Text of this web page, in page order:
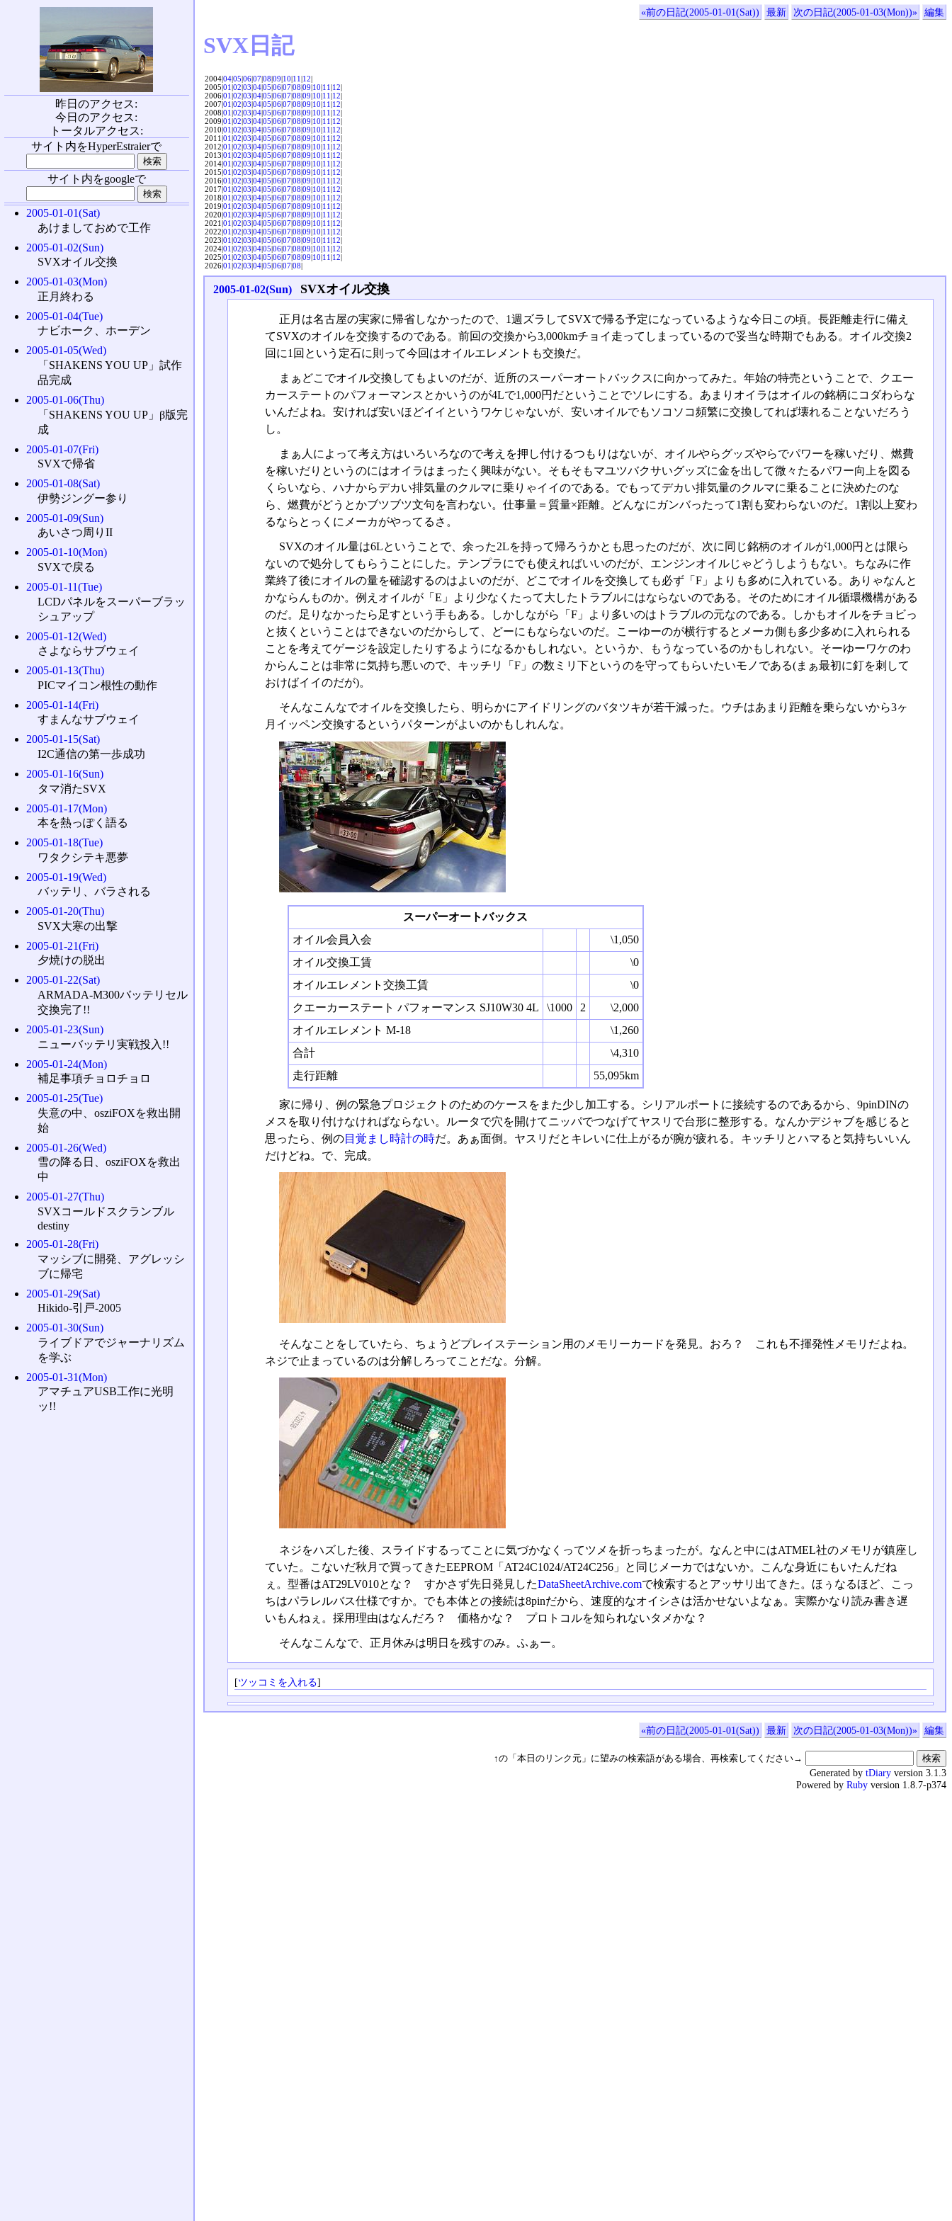
«前の日記(2005-01-01(Sat)) 最新 次の日記(2005-01-03(Mon))» 編集
SVX日記
2004|04|05|06|07|08|09|10|11|12|
2005|01|02|03|04|05|06|07|08|09|10|11|12|
2006|01|02|03|04|05|06|07|08|09|10|11|12|
2007|01|02|03|04|05|06|07|08|09|10|11|12|
2008|01|02|03|04|05|06|07|08|09|10|11|12|
2009|01|02|03|04|05|06|07|08|09|10|11|12|
2010|01|02|03|04|05|06|07|08|09|10|11|12|
2011|01|02|03|04|05|06|07|08|09|10|11|12|
2012|01|02|03|04|05|06|07|08|09|10|11|12|
2013|01|02|03|04|05|06|07|08|09|10|11|12|
2014|01|02|03|04|05|06|07|08|09|10|11|12|
2015|01|02|03|04|05|06|07|08|09|10|11|12|
2016|01|02|03|04|05|06|07|08|09|10|11|12|
2017|01|02|03|04|05|06|07|08|09|10|11|12|
2018|01|02|03|04|05|06|07|08|09|10|11|12|
2019|01|02|03|04|05|06|07|08|09|10|11|12|
2020|01|02|03|04|05|06|07|08|09|10|11|12|
2021|01|02|03|04|05|06|07|08|09|10|11|12|
2022|01|02|03|04|05|06|07|08|09|10|11|12|
2023|01|02|03|04|05|06|07|08|09|10|11|12|
2024|01|02|03|04|05|06|07|08|09|10|11|12|
2025|01|02|03|04|05|06|07|08|09|10|11|12|
2026|01|02|03|04|05|06|07|08|
2005-01-02(Sun) SVXオイル交換
正月は名古屋の実家に帰省しなかったので、1週ズラしてSVXで帰る予定になっているような今日この頃。長距離走行に備え
てSVXのオイルを交換するのである。前回の交換から3,000kmチョイ走ってしまっているので妥当な時期でもある。オイル交換2
回に1回という定石に則って今回はオイルエレメントも交換だ。
まぁどこでオイル交換してもよいのだが、近所のスーパーオートバックスに向かってみた。年始の特売ということで、クエー
カーステートのパフォーマンスとかいうのが4Lで1,000円だということでソレにする。あまりオイラはオイルの銘柄にコダわらな
いんだよね。安ければ安いほどイイというワケじゃないが、安いオイルでもソコソコ頻繁に交換してれば壊れることないだろう
し。
まぁ人によって考え方はいろいろなので考えを押し付けるつもりはないが、オイルやらグッズやらでパワーを稼いだり、燃費
を稼いだりというのにはオイラはまったく興味がない。そもそもマユツバクサいグッズに金を出して微々たるパワー向上を図る
くらいなら、ハナからデカい排気量のクルマに乗りゃイイのである。でもってデカい排気量のクルマに乗ることに決めたのな
ら、燃費がどうとかブツブツ文句を言わない。仕事量＝質量×距離。どんなにガンバったって1割も変わらないのだ。1割以上変わ
るならとっくにメーカがやってるさ。
SVXのオイル量は6Lということで、余った2Lを持って帰ろうかとも思ったのだが、次に同じ銘柄のオイルが1,000円とは限ら
ないので処分してもらうことにした。テンプラにでも使えればいいのだが、エンジンオイルじゃどうしようもない。ちなみに作
業終了後にオイルの量を確認するのはよいのだが、どこでオイルを交換しても必ず「F」よりも多めに入れている。ありゃなんと
かならんものか。例えオイルが「E」より少なくたって大したトラブルにはならないのである。そのためにオイル循環機構がある
のだ。足りなかったら足すという手もある。しかしながら「F」より多いのはトラブルの元なのである。しかもオイルをチョビっ
と抜くということはできないのだからして、どーにもならないのだ。こーゆーのが横行するとメーカ側も多少多めに入れられる
ことを考えてゲージを設定したりするようになるかもしれない。というか、もうなっているのかもしれない。そーゆーワケのわ
からんことは非常に気持ち悪いので、キッチリ「F」の数ミリ下というのを守ってもらいたいモノである(まぁ最初に釘を刺して
おけばイイのだが)。
そんなこんなでオイルを交換したら、明らかにアイドリングのバタツキが若干減った。ウチはあまり距離を乗らないから3ヶ
月イッペン交換するというパターンがよいのかもしれんな。
スーパーオートバックス
オイル会員入会
\1,050
オイル交換工賃
\0
オイルエレメント交換工賃
\0
クエーカーステート パフォーマンス SJ10W30 4L
\1000 2
\2,000
オイルエレメント M-18
\1,260
合計
\4,310
走行距離
55,095km
家に帰り、例の緊急プロジェクトのためのケースをまた少し加工する。シリアルポートに接続するのであるから、9pinDINの
メスを取り付けなければならない。ルータで穴を開けてニッパでつなげてヤスリで台形に整形する。なんかデジャブを感じると
思ったら、例の目覚まし時計の時だ。あぁ面倒。ヤスリだとキレいに仕上がるが腕が疲れる。キッチリとハマると気持ちいいん
だけどね。で、完成。
そんなことをしていたら、ちょうどプレイステーション用のメモリーカードを発見。おろ？ これも不揮発性メモリだよね。
ネジで止まっているのは分解しろってことだな。分解。
ネジをハズした後、スライドするってことに気づかなくってツメを折っちまったが。なんと中にはATMEL社のメモリが鎮座し
ていた。こないだ秋月で買ってきたEEPROM「AT24C1024/AT24C256」と同じメーカではないか。こんな身近にもいたんだね
ぇ。型番はAT29LV010とな？ すかさず先日発見したDataSheetArchive.comで検索するとアッサリ出てきた。ほぅなるほど、こっ
ちはパラレルバス仕様ですか。でも本体との接続は8pinだから、速度的なオイシさは活かせないよなぁ。実際かなり読み書き遅
いもんねぇ。採用理由はなんだろ？ 価格かな？ プロトコルを知られないタメかな？
そんなこんなで、正月休みは明日を残すのみ。ふぁー。
[ツッコミを入れる]
«前の日記(2005-01-01(Sat)) 最新 次の日記(2005-01-03(Mon))» 編集
↑の「本日のリンク元」に望みの検索語がある場合、再検索してください→
昨日のアクセス:
今日のアクセス:
トータルアクセス:
サイト内をHyperEstraierで
サイト内をgoogleで
2005-01-01(Sat)
あけましておめで工作
2005-01-02(Sun)
SVXオイル交換
2005-01-03(Mon)
正月終わる
2005-01-04(Tue)
ナビホーク、ホーデン
2005-01-05(Wed)
「SHAKENS YOU UP」試作
品完成
2005-01-06(Thu)
「SHAKENS YOU UP」β版完
成
2005-01-07(Fri)
SVXで帰省
2005-01-08(Sat)
伊勢ジングー参り
2005-01-09(Sun)
あいさつ周りII
2005-01-10(Mon)
SVXで戻る
2005-01-11(Tue)
LCDパネルをスーパーブラッ
シュアップ
2005-01-12(Wed)
さよならサブウェイ
2005-01-13(Thu)
PICマイコン根性の動作
2005-01-14(Fri)
すまんなサブウェイ
2005-01-15(Sat)
I2C通信の第一歩成功
2005-01-16(Sun)
タマ消たSVX
2005-01-17(Mon)
本を熱っぽく語る
2005-01-18(Tue)
ワタクシテキ悪夢
2005-01-19(Wed)
バッテリ、バラされる
2005-01-20(Thu)
SVX大寒の出撃
2005-01-21(Fri)
夕焼けの脱出
2005-01-22(Sat)
ARMADA-M300バッテリセル
交換完了!!
2005-01-23(Sun)
ニューバッテリ実戦投入!!
2005-01-24(Mon)
補足事項チョロチョロ
2005-01-25(Tue)
失意の中、osziFOXを救出開
始
2005-01-26(Wed)
雪の降る日、osziFOXを救出
中
2005-01-27(Thu)
SVXコールドスクランブル
destiny
2005-01-28(Fri)
マッシブに開発、アグレッシ
ブに帰宅
2005-01-29(Sat)
Hikido-引戸-2005
2005-01-30(Sun)
ライブドアでジャーナリズム
を学ぶ
2005-01-31(Mon)
アマチュアUSB工作に光明
ッ!!
Generated by tDiary version 3.1.3
Powered by Ruby version 1.8.7-p374